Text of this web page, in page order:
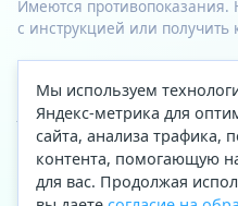
Имеются противопоказания.
с инструкцией или получить
© 2023—2026 Все права
Адрес
Архангельск, ул. Папанина,
автоцентра «Тойота»)
Мы используем
Яндекс-метрика для
сайта, анализа трафика,
контента, помогающую
для вас. Продолжая